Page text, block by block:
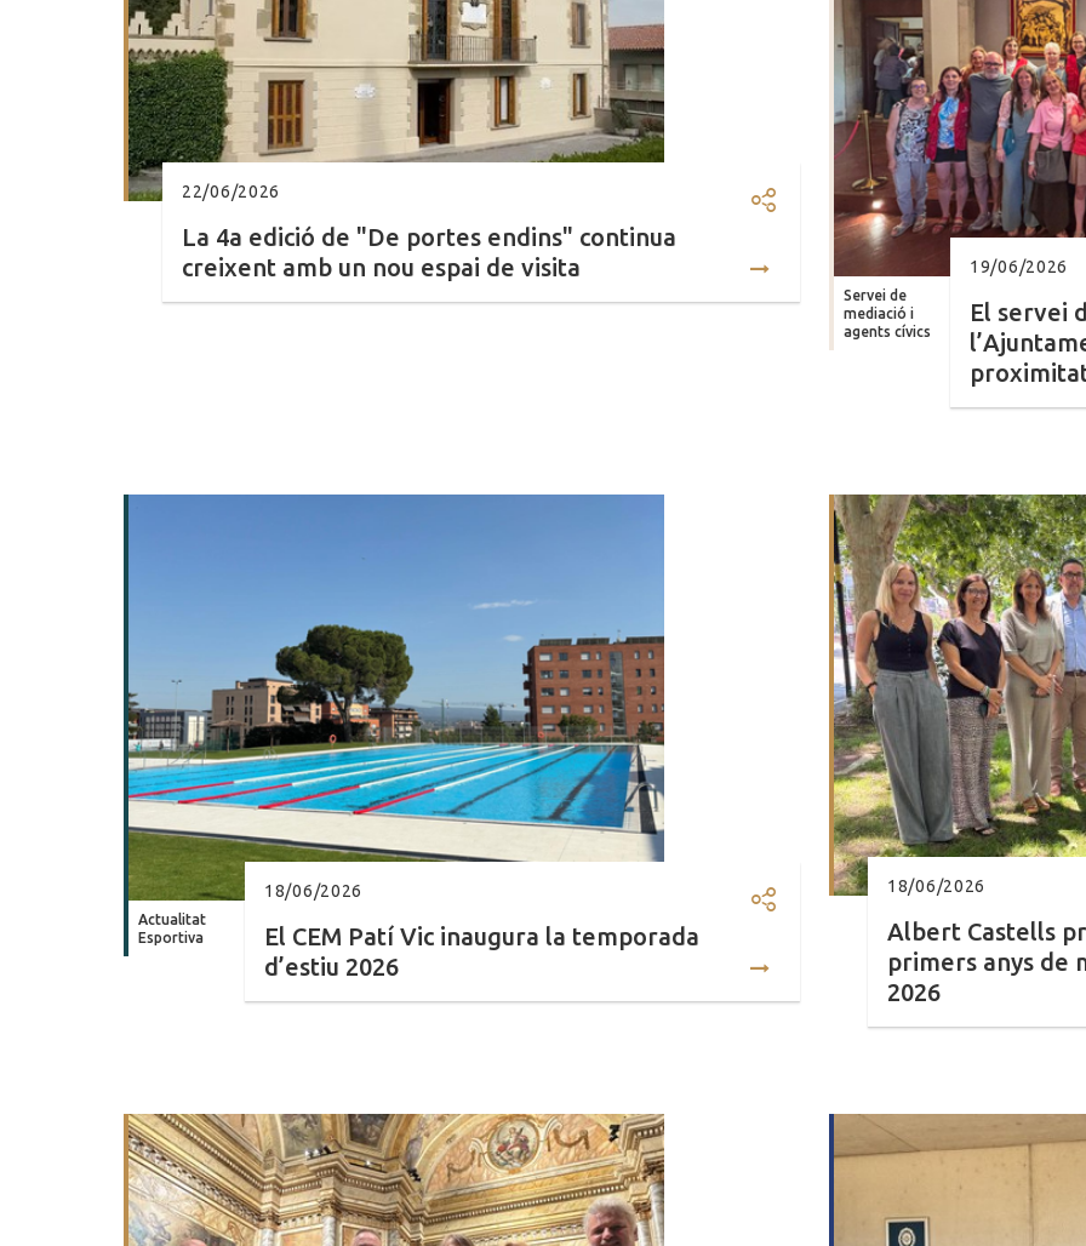
22/06/2026
La 4a edició de "De portes endins" continua
creixent amb un nou espai de visita
Compartir: La 4a edició de
Servei de
mediació i
agents cívics
19/06/2026
El servei
Actualitat
Esportiva
18/06/2026
El CEM Patí Vic inaugura la temporada
d’estiu 2026
Compartir: El CEM Patí Vic
18/06/2026
Albert Castells
primers anys de
2026